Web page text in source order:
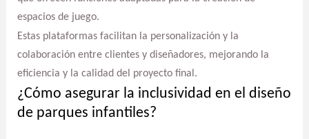
espacios de juego.
Estas plataformas facilitan la personalización y la
colaboración entre clientes y diseñadores, mejorando la
eficiencia y la calidad del proyecto final.
¿Cómo asegurar la inclusividad en el diseño
de parques infantiles?